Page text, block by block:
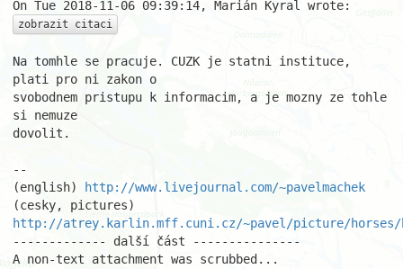
zobrazit citaci
Na tomhle se pracuje. CUZK je statni instituce,
plati pro ni zakon o
svobodnem pristupu k informacim, a je mozny ze tohle
si nemuze
dovolit.
--
(english)
http://www.livejournal.com/~pavelmachek
http://atrey.karlin.mff.cuni.cz/~pavel/picture/horses/
------------- další část ---------------
A non-text attachment was scrubbed...